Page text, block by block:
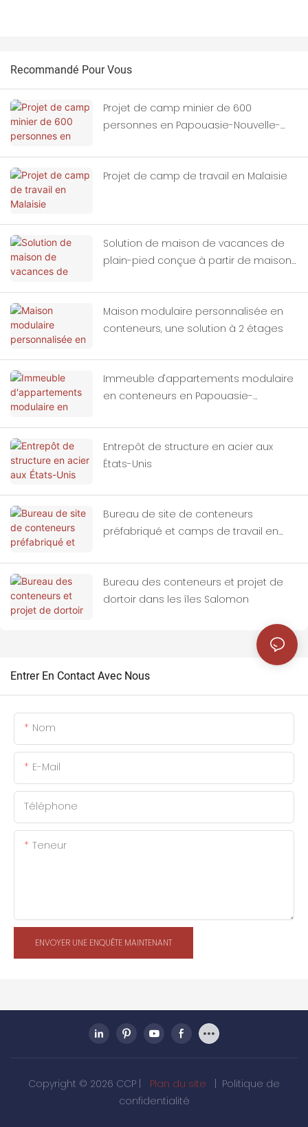
Recommandé Pour Vous
Projet de camp minier de 600
personnes en Papouasie-Nouvelle-
Projet de camp de travail en Malaisie
Solution de maison de vacances de
plain-pied conçue à partir de maisons
Maison modulaire personnalisée en
conteneurs, une solution à 2 étages
Immeuble d'appartements modulaire
en conteneurs en Papouasie-
Entrepôt de structure en acier aux
États-Unis
Bureau de site de conteneurs
préfabriqué et camps de travail en
Bureau des conteneurs et projet de
dortoir dans les îles Salomon
Entrer En Contact Avec Nous
Nom
E-Mail
Téléphone
Teneur
ENVOYER UNE ENQUÊTE MAINTENANT
Copyright © 2026 CCP | Plan du site | Politique de
confidentialité